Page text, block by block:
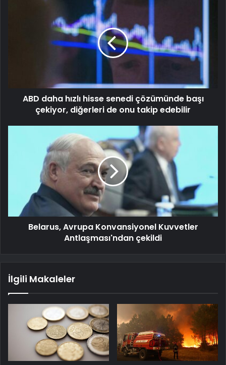
ABD daha hızlı hisse senedi çözümünde başı
çekiyor, diğerleri de onu takip edebilir
Belarus, Avrupa Konvansiyonel Kuvvetler
Antlaşması'ndan çekildi
İlgili Makaleler